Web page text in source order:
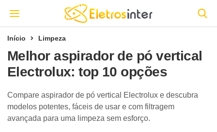
Início Limpeza
Melhor aspirador de pó vertical
Electrolux: top 10 opções
Compare aspirador de pó vertical Electrolux e descubra
modelos potentes, fáceis de usar e com filtragem
avançada para uma limpeza sem esforço.